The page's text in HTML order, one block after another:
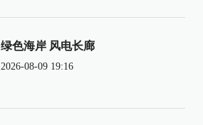
绿色海岸 风电长廊
2026-08-09 19:16